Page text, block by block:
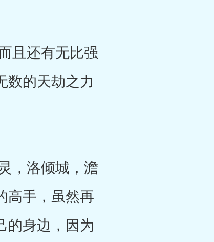
且还有无比强
数的天劫之力
，洛倾城，澹
高手，虽然再
的身边，因为